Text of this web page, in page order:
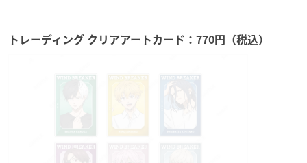
トレーディング クリアアートカード：770円（税込）